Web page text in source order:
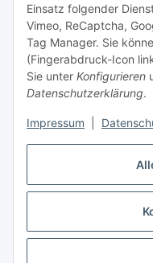
Einsatz folgender
Vimeo, ReCaptcha,
Tag Manager. Sie
(Fingerabdruck-Icon
Sie unter Konfigurieren
Datenschutzerklärung.
Impressum